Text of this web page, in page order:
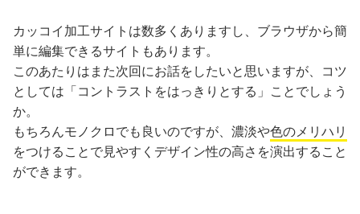
カッコイ加工サイトは数多くありますし、ブラウザから簡
単に編集できるサイトもあります。
このあたりはまた次回にお話をしたいと思いますが、コツ
としては「コントラストをはっきりとする」ことでしょう
か。
もちろんモノクロでも良いのですが、濃淡や色のメリハリ
をつけることで見やすくデザイン性の高さを演出すること
ができます。